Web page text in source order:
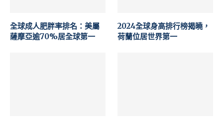
全球成人肥胖率排名：美屬
薩摩亞逾70%居全球第一
2024全球身高排行榜揭曉，
荷蘭位居世界第一